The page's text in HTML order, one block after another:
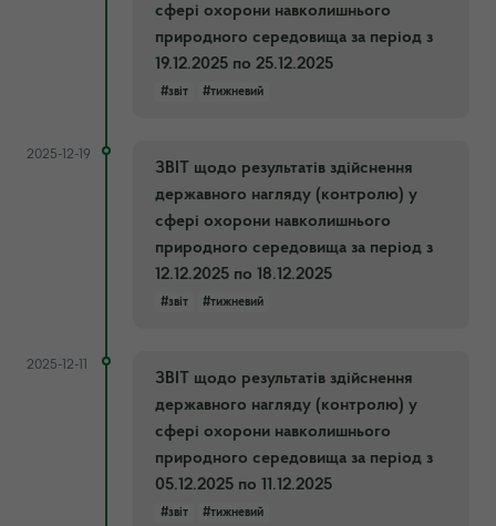
сфері охорони навколишнього
природного середовища за період з
19.12.2025 по 25.12.2025
#звіт #тижневий
2025-12-19
ЗВІТ щодо результатів здійснення
державного нагляду (контролю) у
сфері охорони навколишнього
природного середовища за період з
12.12.2025 по 18.12.2025
#звіт #тижневий
2025-12-11
ЗВІТ щодо результатів здійснення
державного нагляду (контролю) у
сфері охорони навколишнього
природного середовища за період з
05.12.2025 по 11.12.2025
#звіт #тижневий